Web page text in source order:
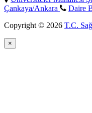
Çankaya/Ankara
Daire
Copyright © 2026 T.C.
×